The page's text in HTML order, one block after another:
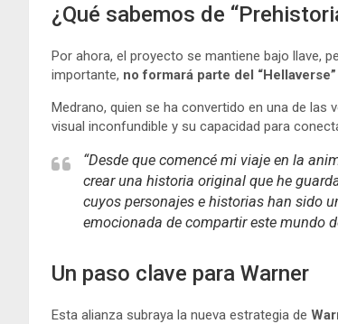
¿Qué sabemos de
Por ahora, el proyecto se mantiene bajo llave,
importante, no formará parte del “Hellaverse”
Medrano, quien se ha convertido en una de
visual inconfundible y su capacidad para
“Desde que comencé mi viaje en la
crear una historia original que he
cuyos personajes e historias han sido
emocionada de compartir este mundo
Un paso clave para Warner
Esta alianza subraya la nueva estrategia de